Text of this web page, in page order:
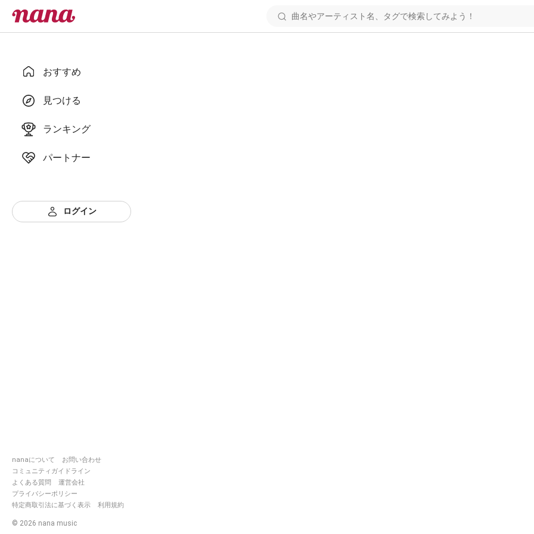
おすすめ
見つける
ランキング
パートナー
ログイン
nanaについて
お問い合わせ
コミュニティガイドライン
よくある質問
運営会社
プライバシーポリシー
特定商取引法に基づく表示
利用規約
© 2026 nana music